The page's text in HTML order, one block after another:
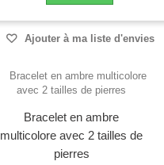
Ajouter à ma liste d'envies
Bracelet en ambre
multicolore avec 2 tailles de
pierres